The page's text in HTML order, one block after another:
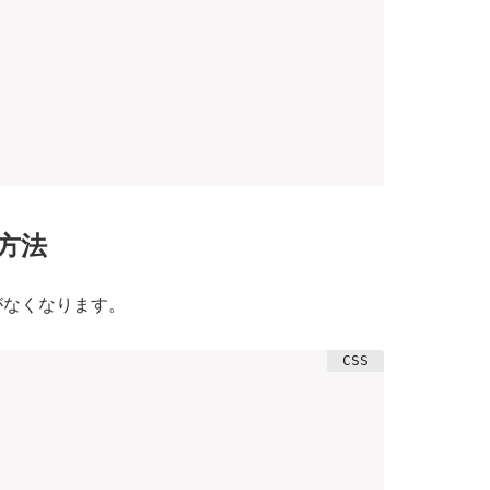
法
くなります。